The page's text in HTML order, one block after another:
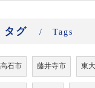
タグ Tags
高石市 藤井寺市 東